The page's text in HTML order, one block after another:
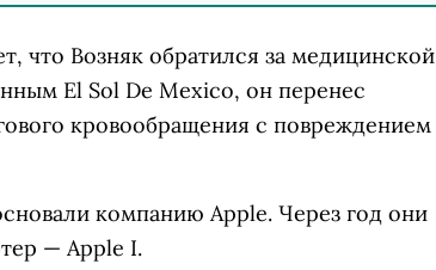
что Возняк обратился за медицинской
El Sol De Mexico, он перенес
кровообращения с повреждением
компанию Apple. Через год они
— Apple I.